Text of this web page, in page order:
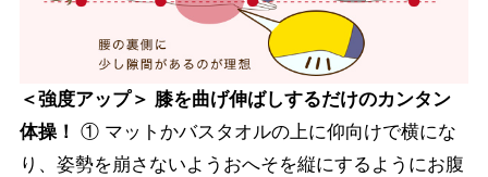
＜強度アップ＞ 膝を曲げ伸ばしするだけのカンタン
体操！
① マットかバスタオルの上に仰向けで横にな
り、姿勢を崩さないようおへそを縦にするようにお腹